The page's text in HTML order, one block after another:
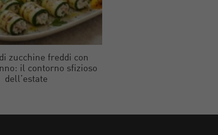
zucchine freddi con
il contorno sfizioso
dell’estate